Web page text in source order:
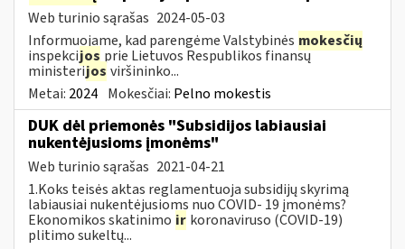
Web turinio sąrašas 2024-05-03
Informuojame, kad parengėme Valstybinės mokesčių
inspekcijos prie Lietuvos Respublikos finansų
ministerijos viršininko...
Metai: 2024 Mokesčiai: Pelno mokestis
DUK dėl priemonės "Subsidijos labiausiai
nukentėjusioms įmonėms"
Web turinio sąrašas 2021-04-21
1.Koks teisės aktas reglamentuoja subsidijų skyrimą
labiausiai nukentėjusioms nuo COVID- 19 įmonėms?
Ekonomikos skatinimo ir koronaviruso (COVID-19)
plitimo sukeltų...